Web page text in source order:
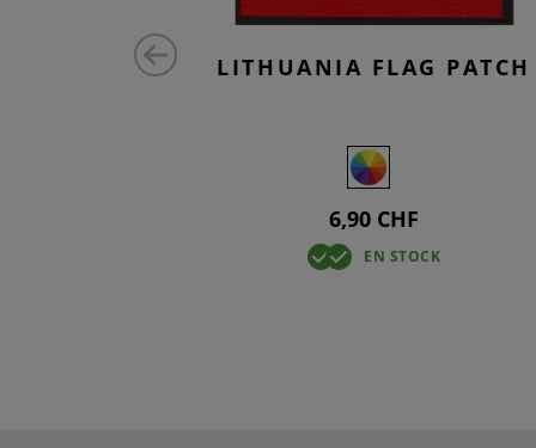
LITHUANIA FLAG PATCH
6,90 CHF
EN STOCK